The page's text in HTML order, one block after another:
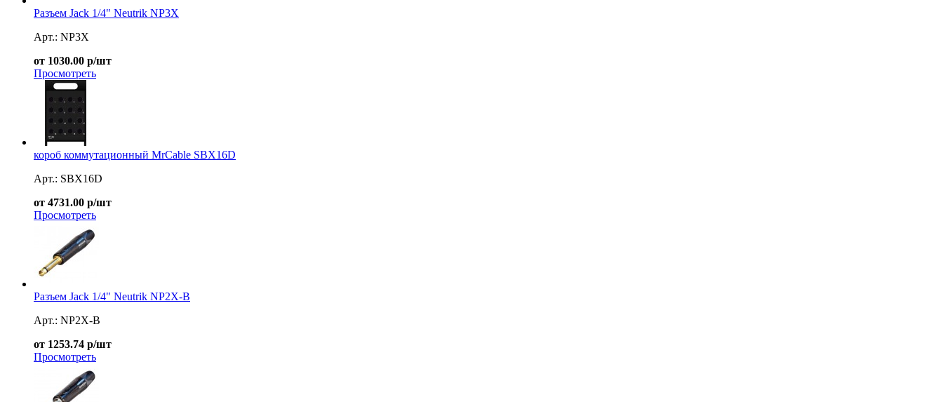
Разъем Jack 1/4" Neutrik NP3X
Арт.: NP3X
от 1030.00 р/шт
Просмотреть
короб коммутационный MrCable SBX16D
Арт.: SBX16D
от 4731.00 р/шт
Просмотреть
Разъем Jack 1/4" Neutrik NP2X-B
Арт.: NP2X-B
от 1253.74 р/шт
Просмотреть